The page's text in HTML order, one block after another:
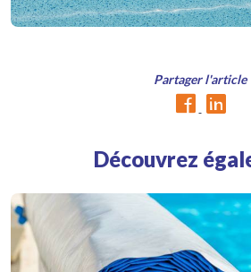
Partager l'article
Découvrez